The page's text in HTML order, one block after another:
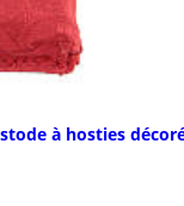
à hosties